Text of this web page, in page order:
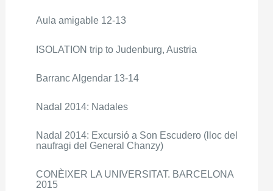
Aula amigable 12-13
ISOLATION trip to Judenburg, Austria
Barranc Algendar 13-14
Nadal 2014: Nadales
Nadal 2014: Excursió a Son Escudero (lloc del
naufragi del General Chanzy)
CONÈIXER LA UNIVERSITAT. BARCELONA
2015